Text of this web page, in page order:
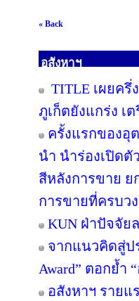
« Back
อสังหาฯ
TITLE เผยครึ่
ภูเก็ตยังแกร่ง เ
ครั้งแรกของอุ
นำ นำร่องเปิดตั
สีหลังการขาย
การขายที่ครบว
KUN ฝ่าปัจจัย
จากแนวคิดสู่ป
Award” ตอกย้ำ
อสังหาฯ รายแ